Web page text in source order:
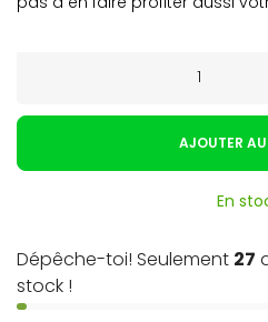
AJOUTER
En
Dépêche-toi! Seulement 27
stock !